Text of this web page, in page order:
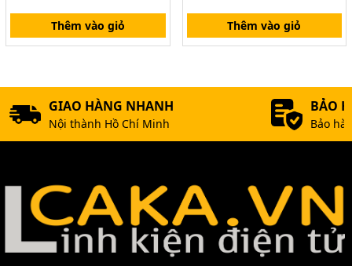
Thêm vào giỏ Thêm vào giỏ
GIAO HÀNG NHANH
Nội thành Hồ Chí Minh
BẢO
Bảo